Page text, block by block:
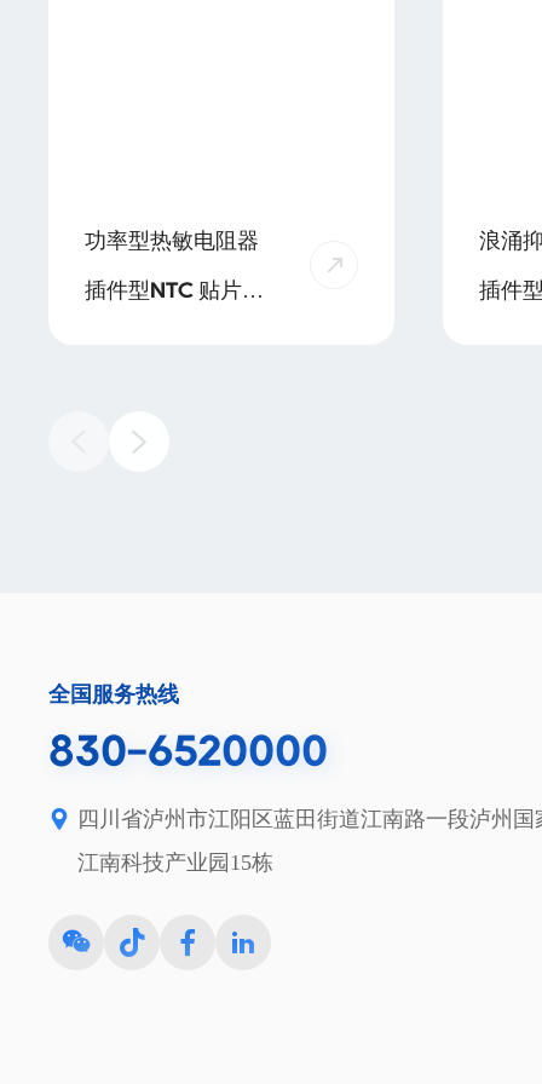
功率型热敏电阻器
插件型NTC 贴片型
浪涌
全国服务热线
830-6520000
四川省泸州市江阳区蓝田街道江南路一段泸州国
江南科技产业园15栋